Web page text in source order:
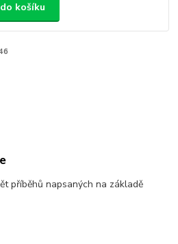
košíku
příběhů napsaných na základě